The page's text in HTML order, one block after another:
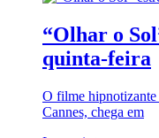
“Olhar o
quinta-feira
O filme
Cannes, chega em